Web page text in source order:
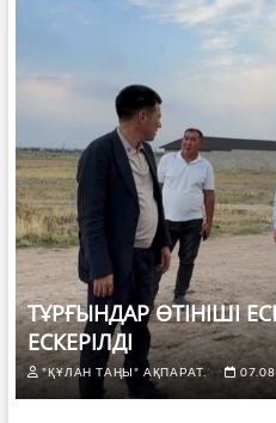
ТҰРҒЫНДАР ӨТІНІШІ
ЕСКЕРІЛДІ
"ҚҰЛАН ТАҢЫ" АҚПАРАТ.